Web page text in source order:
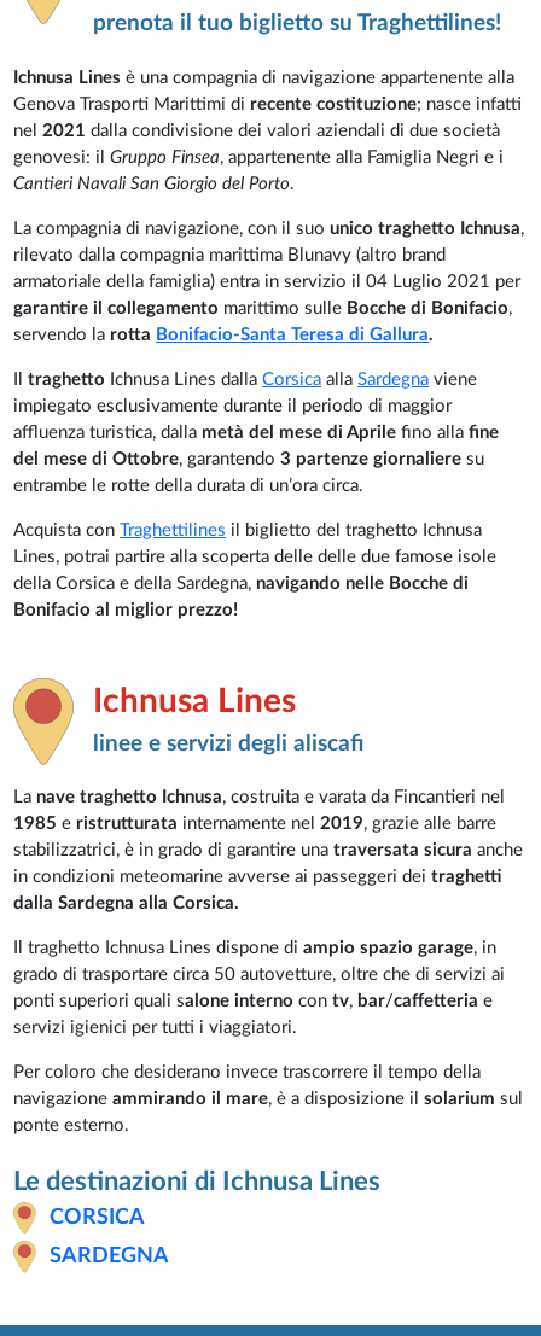
prenota il tuo biglietto su Traghettilines!
Ichnusa Lines è una compagnia di navigazione appartenente alla
Genova Trasporti Marittimi di recente costituzione; nasce infatti
nel 2021dalla condivisione dei valori aziendali di due società
genovesi: ilGruppo Finsea, appartenente alla Famiglia Negri e i
Cantieri Navali San Giorgio del Porto.
La compagnia di navigazione, con il suounico traghetto Ichnusa,
rilevato dalla compagnia marittima Blunavy (altro brand
armatoriale della famiglia) entra in servizio il 04 Luglio 2021 per
garantire il collegamento marittimo sulle Bocche di Bonifacio,
servendo la rotta Bonifacio-Santa Teresa di Gallura.
Iltraghetto Ichnusa Lines dallaCorsica allaSardegna viene
impiegato esclusivamente durante il periodo di maggior
affluenza turistica, dalla metà del mese di Aprile fino allafine
del mese di Ottobre, garantendo3 partenze giornaliere su
entrambe le rotte della durata di un’ora circa.
Acquista conTraghettilines il biglietto del traghetto Ichnusa
Lines, potrai partire alla scoperta delle delle due famose isole
della Corsica e della Sardegna, navigando nelle Bocche di
Bonifacio al miglior prezzo!
Ichnusa Lines
linee e servizi degli aliscafi
La nave traghetto Ichnusa, costruita e varata da Fincantieri nel
1985 e ristrutturata internamente nel 2019, grazie alle barre
stabilizzatrici, è in grado di garantire unatraversata sicura anche
in condizioni meteomarine avverse ai passeggeri deitraghetti
dalla Sardegna alla Corsica.
Il traghetto Ichnusa Lines dispone diampio spazio garage, in
grado di trasportare circa 50 autovetture, oltre che di servizi ai
ponti superiori quali salone interno contv, bar/caffetteriae
servizi igienici per tutti i viaggiatori.
Per coloro che desiderano invece trascorrere il tempo della
navigazioneammirando il mare, è a disposizione ilsolariumsul
ponte esterno.
Le destinazioni di Ichnusa Lines
CORSICA
SARDEGNA